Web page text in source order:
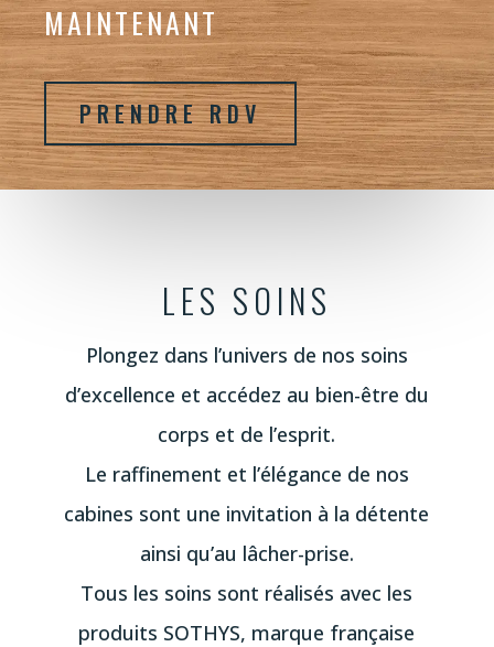
MAINTENANT
PRENDRE RDV
LES SOINS
Plongez dans l’univers de nos soins
d’excellence et accédez au bien-être du
corps et de l’esprit.
Le raffinement et l’élégance de nos
cabines sont une invitation à la détente
ainsi qu’au lâcher-prise.
Tous les soins sont réalisés avec les
produits SOTHYS, marque française